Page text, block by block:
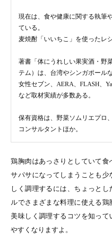
現在は、食や健康に関する執筆
ている。
麦焼酎「いいちこ」を使ったレ
著書「体にうれしい果実酒・野
テム）は、台湾やシンガポール
女性セブン、AERA、FLASH、
など取材実績が多数ある。
保有資格は、野菜ソムリエプロ
コンサルタントほか。
鶏胸肉はあっさりとしていて
サパサになってしまうことも
しく調理するには、ちょっと
ルでさまざまな料理に使える
美味しく調理するコツを知っ
やすくなりますよ。